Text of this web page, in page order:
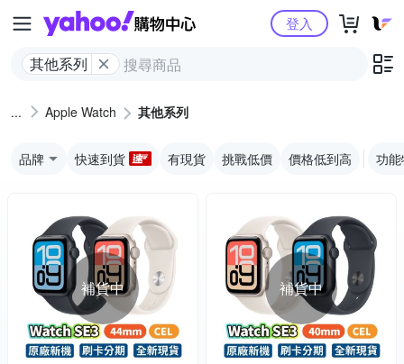
Yahoo購物中心
其他系列
登入
Apple Watch 其他系列
品牌 快速到貨 有現貨 挑戰低價 價格低到高 功
補貨中 補貨中